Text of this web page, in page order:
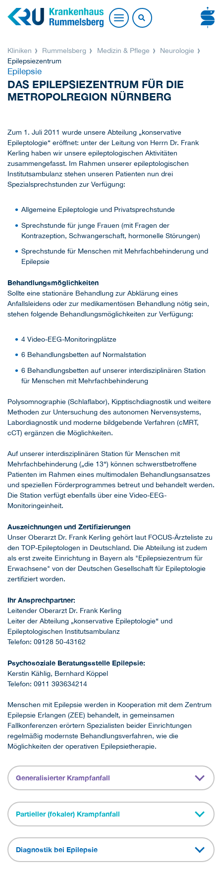
Kliniken Rummelsberg Medizin & Pflege
Neurologie
Epilepsiezentrum
Epilepsie
DAS EPILEPSIEZENTRUM FÜR DIE
METROPOLREGION NÜRNBERG
Zum 1. Juli 2011 wurde unsere Abteilung „konservative
Epileptologie“ eröffnet: unter der Leitung von Herrn Dr. Frank
Kerling haben wir unsere epileptologischen Aktivitäten
zusammengefasst. Im Rahmen unserer epileptologischen
Institutsambulanz stehen unseren Patienten nun drei
Spezialsprechstunden zur Verfügung:
Allgemeine Epileptologie und Privatsprechstunde
Sprechstunde für junge Frauen (mit Fragen der
Kontrazeption, Schwangerschaft, hormonelle Störungen)
Sprechstunde für Menschen mit Mehrfachbehinderung und
Epilepsie
Behandlungsmöglichkeiten
Sollte eine stationäre Behandlung zur Abklärung eines
Anfallsleidens oder zur medikamentösen Behandlung nötig sein,
stehen folgende Behandlungsmöglichkeiten zur Verfügung:
4 Video-EEG-Monitoringplätze
6 Behandlungsbetten auf Normalstation
6 Behandlungsbetten auf unserer interdisziplinären Station
für Menschen mit Mehrfachbehinderung
Polysomnographie (Schlaflabor), Kipptischdiagnostik und weitere
Methoden zur Untersuchung des autonomen Nervensystems,
Labordiagnostik und moderne bildgebende Verfahren (cMRT,
cCT) ergänzen die Möglichkeiten.
Auf unserer interdisziplinären Station für Menschen mit
Mehrfachbehinderung („die 13“) können schwerstbetroffene
Patienten im Rahmen eines multimodalen Behandlungsansatzes
und speziellen Förderprogrammes betreut und behandelt werden.
Die Station verfügt ebenfalls über eine Video-EEG-
Monitoringeinheit.
Auszeichnungen und Zertifizierungen
Unser Oberarzt Dr. Frank Kerling gehört laut FOCUS-Ärzteliste zu
den TOP-Epileptologen in Deutschland. Die Abteilung ist zudem
als erst zweite Einrichtung in Bayern als "Epilepsiezentrum für
Erwachsene" von der Deutschen Gesellschaft für Epileptologie
zertifiziert worden.
Ihr Ansprechpartner:
Leitender Oberarzt Dr. Frank Kerling
Leiter der Abteilung „konservative Epileptologie“ und
Epileptologischen Institutsambulanz
Telefon: 09128 50-43162
Psychosoziale Beratungsstelle Epilepsie:
Kerstin Kählig, Bernhard Köppel
Telefon: 0911 393634214
Menschen mit Epilepsie werden in Kooperation mit dem Zentrum
Epilepsie Erlangen (ZEE) behandelt, in gemeinsamen
Fallkonferenzen erörtern Spezialisten beider Einrichtungen
regelmäßig modernste Behandlungsverfahren, wie die
Möglichkeiten der operativen Epilepsietherapie.
Generalisierter Krampfanfall
Partieller (fokaler) Krampfanfall
Diagnostik bei Epilepsie